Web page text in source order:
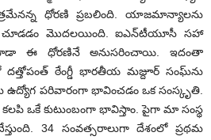
ధోరణి ప్రబలింది. యాజమాన్యాలను
చూడడం మొదలయింది. ఐఎన్‌టీయూసీ సహా
ఈ ధోరణినే అనుసరించాయి. ఇదంతా
ఠేంగ్డీ భారతీయ మజ్దూర్‌ సంఘ్‌ను
ఉద్యోగ పరివారంగా భావించడం ఒక సంస్కృతి.
ఒకే కుటుంబంగా భావిస్తాం. పైగా మా సంస్థ
34 సంవత్సరాలుగా దేశంలో ప్రథమ